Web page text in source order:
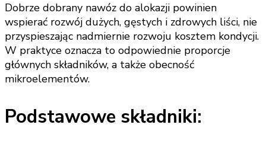
Dobrze dobrany nawóz do alokazji powinien
wspierać rozwój dużych, gęstych i zdrowych liści, nie
przyspieszając nadmiernie rozwoju kosztem kondycji.
W praktyce oznacza to odpowiednie proporcje
głównych składników, a także obecność
mikroelementów.
Podstawowe składniki: